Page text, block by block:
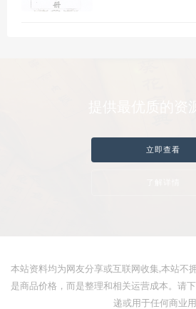
立即查看
本站资料均为网友分享或互联网收集,本站不
是商品价格，而是整理和相关运营成本。请
递或用于任何商业